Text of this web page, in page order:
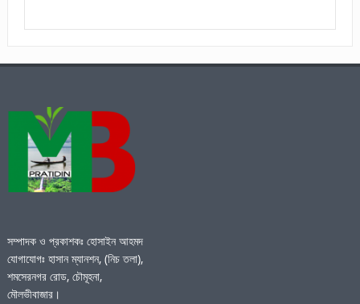
সম্পাদক ও প্রকাশকঃ হোসাইন আহমদ
যোগাযোগঃ হাসান ম্যানশন, (নিচ তলা),
শমসেরনগর রোড, চৌমূহনা,
মৌলভীবাজার।